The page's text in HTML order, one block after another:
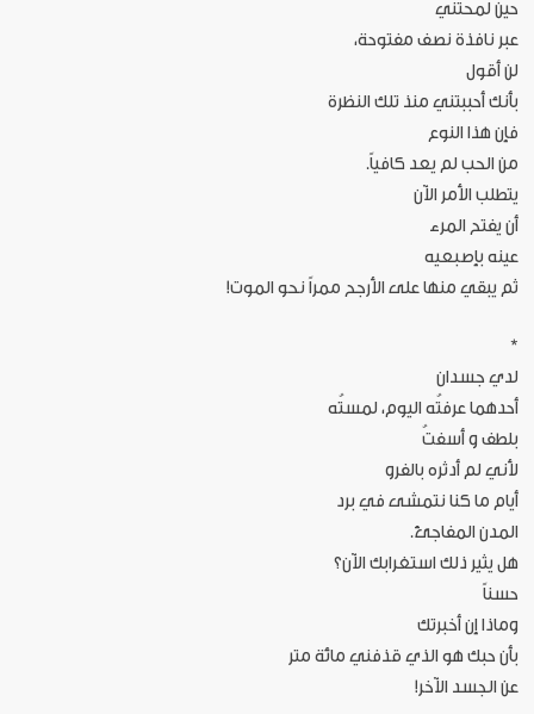
حين لمحتني
عبر نافذة نصف مفتوحة،
لن أقول
بأنك أحببتني منذ تلك النظرة
فإن هذا النوع
من الحب لم يعد كافياً.
يتطلب الأمر الآن
أن يفتح المرء
عينه بإصبعيه
ثم يبقي منها على الأرجح ممراً نحو الموت!
*
لدي جسدان
أحدهما عرفتُه اليوم، لمستُه
بلطف و أسفتُ
لأني لم أدثره بالفرو
أيام ما كنا نتمشى في برد
المدن المفاجئ.
هل يثير ذلك استغرابك الآن؟
حسناً
وماذا إن أخبرتك
بأن حبك هو الذي قذفني مائة متر
عن الجسد الآخر!